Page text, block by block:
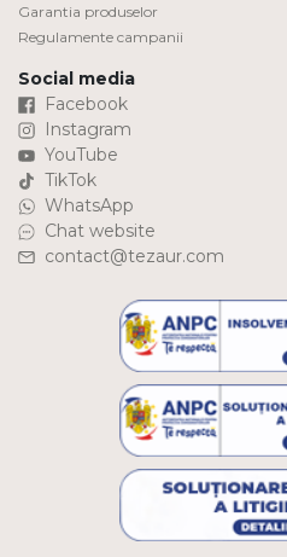
Garantia produselor
Regulamente campanii
Social media
Facebook
Instagram
YouTube
TikTok
WhatsApp
Chat website
contact@tezaur.com